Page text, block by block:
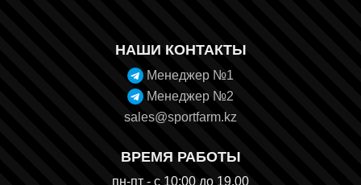
НАШИ КОНТАКТЫ
Менеджер №1
Менеджер №2
sales@sportfarm.kz
ВРЕМЯ РАБОТЫ
пн-пт - с 10:00 до 19.00